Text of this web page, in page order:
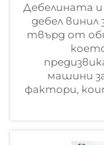
Дебелината
дебел
твърд от
машини
фактори,